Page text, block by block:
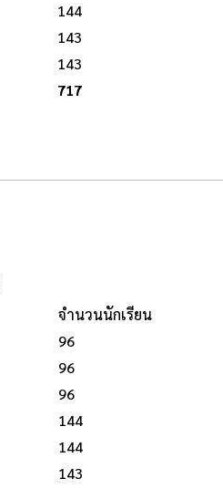
144
143
143
717
จำนวนนักเรียน
96
96
96
144
144
143